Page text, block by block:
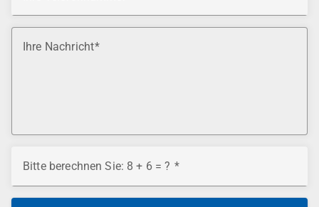
Ihre Nachricht
Bitte berechnen Sie: 8 + 6 = ?